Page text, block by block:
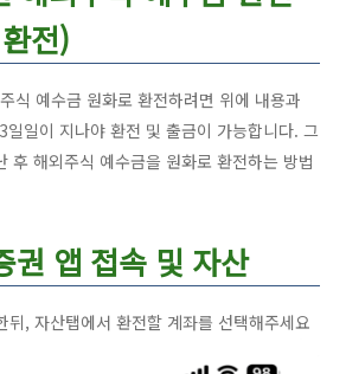
전)
식 예수금 원화로 환전하려면 위에 내용과
일이 지나야 환전 및 출금이 가능합니다. 그
후 해외주식 예수금을 원화로 환전하는 방법
권 앱 접속 및 자산
뒤, 자산탭에서 환전할 계좌를 선택해주세요